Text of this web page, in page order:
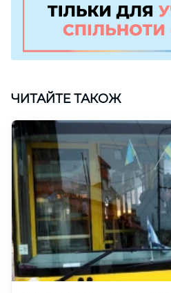
ЧИТАЙТЕ ТАКОЖ